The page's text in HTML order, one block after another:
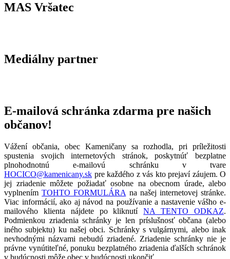
MAS Vršatec
Mediálny partner
E-mailová schránka zdarma pre našich
občanov!
Vážení občania, obec Kameničany sa rozhodla, pri príležitosti
spustenia svojich internetových stránok, poskytnúť bezplatne
plnohodnotnú e-mailovú schránku v tvare
HOCICO@kamenicany.sk pre každého z vás kto prejaví záujem. O
jej zriadenie môžete požiadať osobne na obecnom úrade, alebo
vyplnenímTOHTO FORMULÁRA na našej internetovej stránke.
Viac informácií, ako aj návod na používanie a nastavenie vášho e-
mailového klienta nájdete po kliknutíNA TENTO ODKAZ.
Podmienkou zriadenia schránky je len príslušnosť občana (alebo
iného subjektu) ku našej obci. Schránky s vulgárnymi, alebo inak
nevhodnými názvami nebudú zriadené. Zriadenie schránky nie je
právne vynútiteľné, ponuku bezplatného zriadenia ďalších schránok
v budúcnosti môže obec v budúcnosti ukončiť.